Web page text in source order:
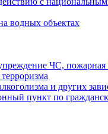
водных объектах
ЧС, пожарная
и других
пункт по